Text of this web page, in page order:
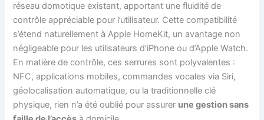
réseau domotique existant, apportant une fluidité de
contrôle appréciable pour l’utilisateur. Cette compatibilité
s’étend naturellement à Apple HomeKit, un avantage non
négligeable pour les utilisateurs d’iPhone ou d’Apple Watch.
En matière de contrôle, ces serrures sont polyvalentes :
NFC, applications mobiles, commandes vocales via Siri,
géolocalisation automatique, ou la traditionnelle clé
physique, rien n’a été oublié pour assurer une gestion sans